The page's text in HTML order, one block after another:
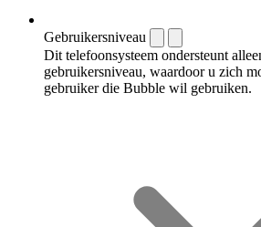
Gebruikersniveau
Dit telefoonsysteem ondersteunt
gebruikersniveau, waardoor u zich
gebruiker die Bubble wil gebruiken.